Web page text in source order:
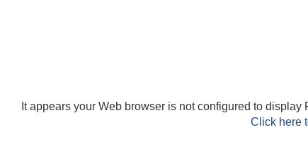
It appears your Web browser is not configured to display
Click here